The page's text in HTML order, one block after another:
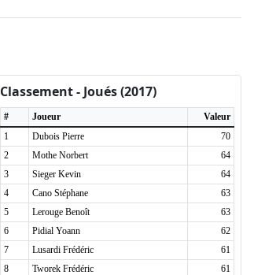
Classement - Joués (2017)
# Joueur
Valeur
1
Dubois Pierre
70
2
Mothe Norbert
64
3
Sieger Kevin
64
4
Cano Stéphane
63
5
Lerouge Benoît
63
6
Pidial Yoann
62
7
Lusardi Frédéric
61
8
Tworek Frédéric
61